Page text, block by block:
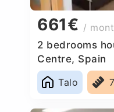
661€ /
2 bedrooms
Centre, Spain
Talo